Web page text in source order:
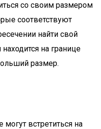
со своим размером
соответствуют
найти свой
на границе
размер.
встретиться на